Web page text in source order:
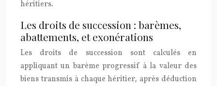
héritiers.
Les droits de succession : barèmes,
abattements, et exonérations
Les droits de succession sont calculés en
appliquant un barème progressif à la valeur des
biens transmis à chaque héritier, après déduction